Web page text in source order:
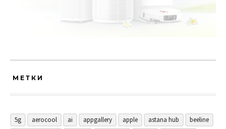
МЕТКИ
5g aerocool ai appgallery apple astana hub
beeline